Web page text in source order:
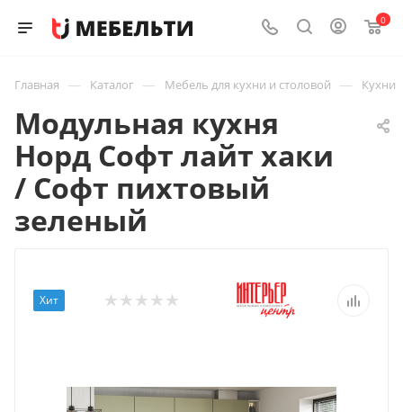
0
Главная — Каталог — Мебель для кухни и столовой — Кухни
Модульная кухня
Норд Софт лайт хаки
/ Софт пихтовый
зеленый
Хит